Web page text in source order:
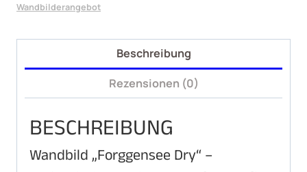
Wandbilderangebot
Beschreibung
Rezensionen (0)
BESCHREIBUNG
Wandbild „Forggensee Dry“ –